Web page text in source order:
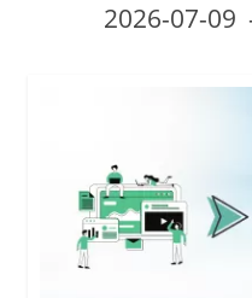
2026-07-09